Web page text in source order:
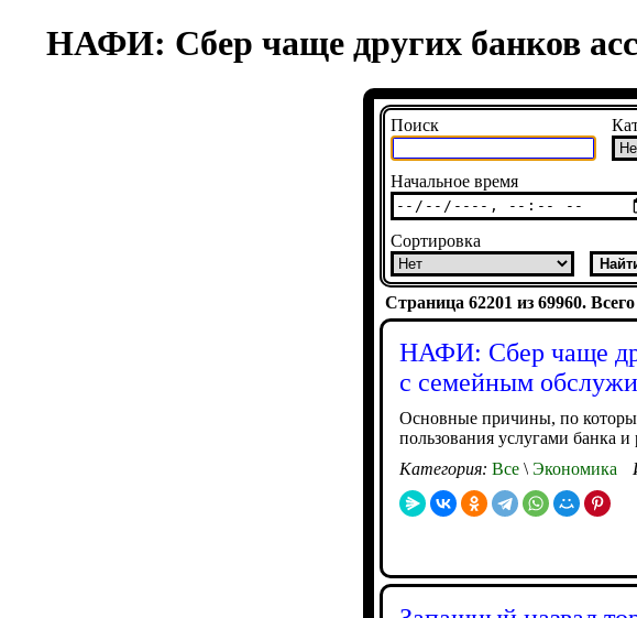
НАФИ: Сбер чаще других банков
Поиск
Начальное время
Сортировка
Страница 62201 из 69960.
НАФИ: Сбер чаще
с семейным
Основные причины, по
пользования услугами банка
Категория: Все \ Экономика